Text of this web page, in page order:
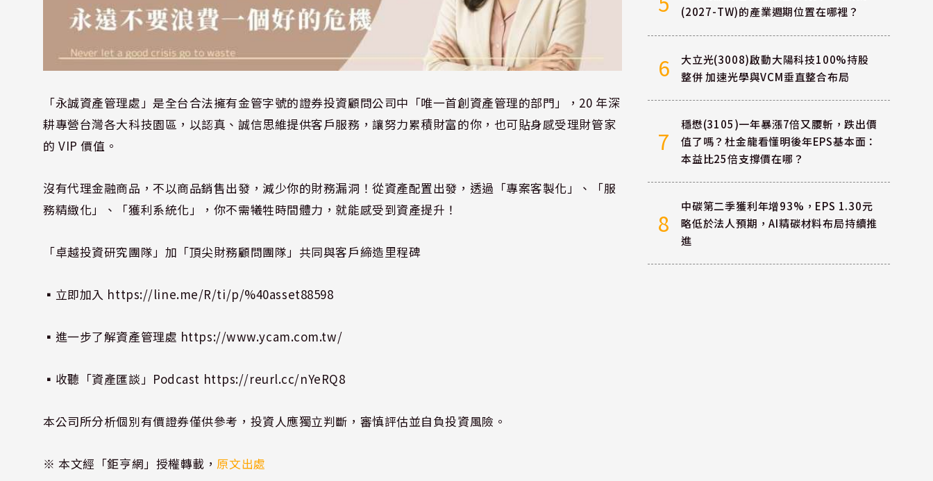
「永誠資產管理處」是全台合法擁有金管字號的證券投資顧問公司中「唯一首創資產管理的部門」，20 年深
耕專營台灣各大科技園區，以認真、誠信思維提供客戶服務，讓努力累積財富的你，也可貼身感受理財管家
的 VIP 價值。
沒有代理金融商品，不以商品銷售出發，減少你的財務漏洞！從資產配置出發，透過「專案客製化」、「服
務精緻化」、「獲利系統化」，你不需犧牲時間體力，就能感受到資產提升！
「卓越投資研究團隊」加「頂尖財務顧問團隊」共同與客戶締造里程碑
▪立即加入 https://line.me/R/ti/p/%40asset88598
▪進一步了解資產管理處 https://www.ycam.com.tw/
▪收聽「資產匯談」Podcast https://reurl.cc/nYeRQ8
本公司所分析個別有價證券僅供參考，投資人應獨立判斷，審慎評估並自負投資風險。
※ 本文經「鉅亨網」授權轉載， 原文出處
(2027-TW)的產業週期位置在哪裡？
6
大立光(3008)啟動大陽科技100%持股
整併 加速光學與VCM垂直整合布局
7
穩懋(3105)一年暴漲7倍又腰斬，跌出價
值了嗎？杜金龍看懂明後年EPS基本面：
本益比25倍支撐價在哪？
8
中碳第二季獲利年增93%，EPS 1.30元
略低於法人預期，AI精碳材料布局持續推
進